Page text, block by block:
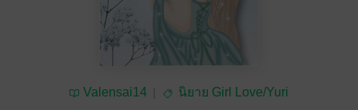
Valensai14 นิยาย Girl Love/Yuri